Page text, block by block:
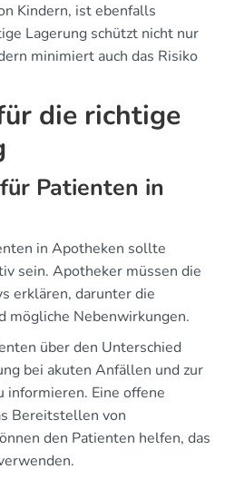
Kindern, ist ebenfalls
Lagerung schützt nicht nur
minimiert auch das Risiko
die richtige
Patienten in
in Apotheken sollte
sein. Apotheker müssen die
erklären, darunter die
mögliche Nebenwirkungen.
über den Unterschied
bei akuten Anfällen und zur
informieren. Eine offene
Bereitstellen von
den Patienten helfen, das